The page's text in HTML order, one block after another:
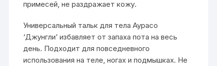
примесей, не раздражает кожу.
Универсальный тальк для тела Аурасо
‘Джунгли’ избавляет от запаха пота на весь
день. Подходит для повседневного
использования на теле, ногах и подмышках. Не